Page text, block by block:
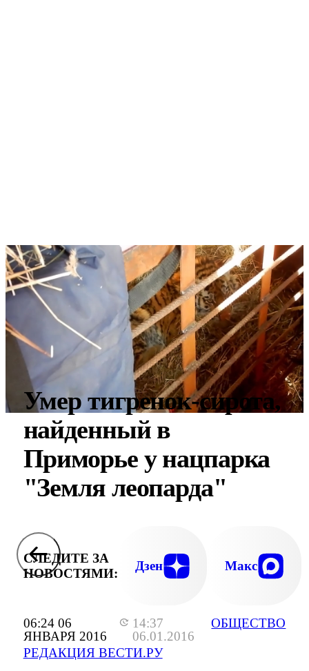
06:24 06
ЯНВАРЯ 2016
14:37
06.01.2016
РЕДАКЦИЯ ВЕСТИ.РУ
ОБЩЕСТВО
Умер тигренок-сирота,
найденный в
Приморье у нацпарка
"Земля леопарда"
СЛЕДИТЕ ЗА
НОВОСТЯМИ:
Дзен Макс